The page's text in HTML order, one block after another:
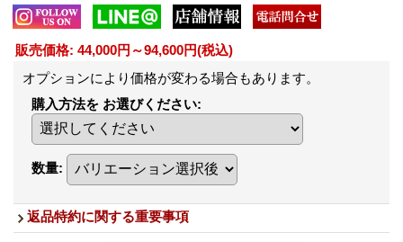
販売価格: 44,000円～94,600円(税込)
オプションにより価格が変わる場合もあります。
購入方法を お選びください:
数量:
返品特約に関する重要事項